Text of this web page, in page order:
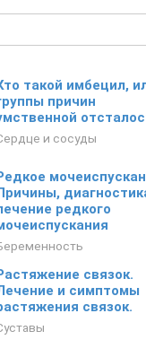
такой имбецил,
причин
и сосуды
редкого
связок.
и симптомы
связок.